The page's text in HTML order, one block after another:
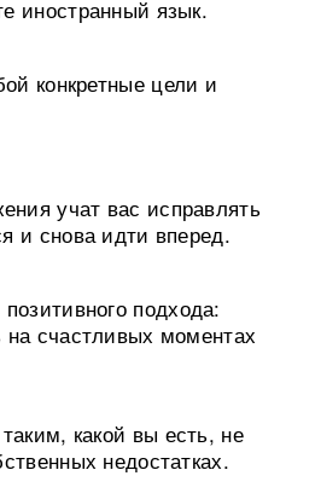
иностранный язык.
конкретные цели и
учат вас исправлять
и снова идти вперед.
подхода:
на счастливых моментах
какой вы есть, не
недостатках.